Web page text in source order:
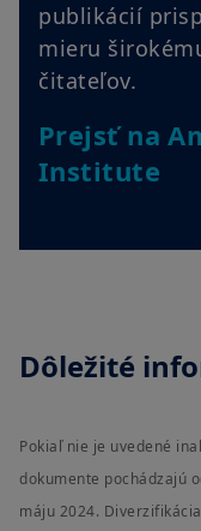
publikácií
mieru
čitateľov.
Prejsť na
Institute
Dôležité
Pokiaľ nie je uvedené
dokumente pochádzajú
máju 2024.